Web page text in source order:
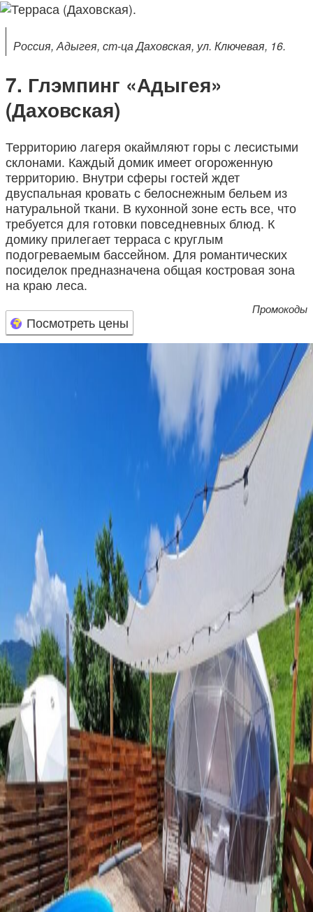
Россия, Адыгея, ст-ца Даховская, ул. Ключевая, 16.
Глэмпинг «Адыгея»
(Даховская)
Территорию лагеря окаймляют горы с лесистыми
склонами. Каждый домик имеет огороженную
территорию. Внутри сферы гостей ждет
двуспальная кровать с белоснежным бельем из
натуральной ткани. В кухонной зоне есть все, что
требуется для готовки повседневных блюд. К
домику прилегает терраса с круглым
подогреваемым бассейном. Для романтических
посиделок предназначена общая костровая зона
на краю леса.
Посмотреть цены
Промокоды